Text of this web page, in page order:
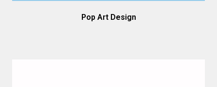
Pop Art Design